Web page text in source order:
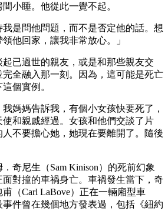
小睡。他從此一覺不起。
是問他問題，而不是否定他的話。想
他回家，讓我非常放心。」
已過世的親友，或是和那些親友交
全融入那一刻。因為，這可能是死亡
個實例。
我媽媽告訴我，有個小女孩快要死了，
和親戚經過。女孩和他們交談了片
不要擔心她，她現在要離開了。隨後
奇尼生（Sam Kinison）的死前幻象
對撞的車禍身亡。車禍發生當下，奇
（Carl LaBove）正在一輛廂型車
件曾在幾個地方發表過，包括《紐約